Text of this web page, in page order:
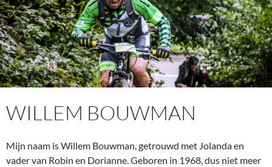
INHOUD
WILLEM BOUWMAN
Mijn naam is Willem Bouwman, getrouwd met Jolanda en
vader van Robin en Dorianne. Geboren in 1968, dus niet meer